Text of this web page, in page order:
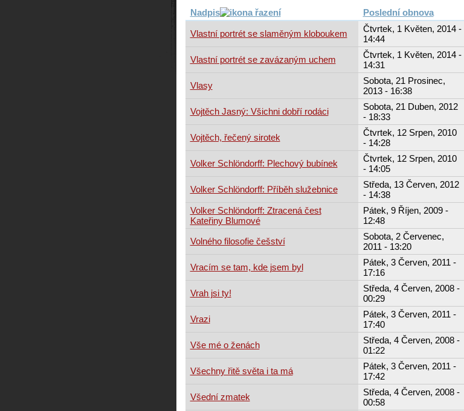
Nadpis Poslední obnova
Vlastní portrét se slaměným kloboukem
Čtvrtek, 1 Květen, 2014 -
14:44
Vlastní portrét se zavázaným uchem
Čtvrtek, 1 Květen, 2014 -
14:31
Vlasy
Sobota, 21 Prosinec,
2013 - 16:38
Vojtěch Jasný: Všichni dobří rodáci
Sobota, 21 Duben, 2012
- 18:33
Vojtěch, řečený sirotek
Čtvrtek, 12 Srpen, 2010
- 14:28
Volker Schlöndorff: Plechový bubínek
Čtvrtek, 12 Srpen, 2010
- 14:05
Volker Schlöndorff: Příběh služebnice
Středa, 13 Červen, 2012
- 14:38
Volker Schlöndorff: Ztracená čest
Kateřiny Blumové
Pátek, 9 Říjen, 2009 -
12:48
Volného filosofie češství
Sobota, 2 Červenec,
2011 - 13:20
Vracím se tam, kde jsem byl
Pátek, 3 Červen, 2011 -
17:16
Vrah jsi ty!
Středa, 4 Červen, 2008 -
00:29
Vrazi
Pátek, 3 Červen, 2011 -
17:40
Vše mé o ženách
Středa, 4 Červen, 2008 -
01:22
Všechny řitě světa i ta má
Pátek, 3 Červen, 2011 -
17:42
Všední zmatek
Středa, 4 Červen, 2008 -
00:58